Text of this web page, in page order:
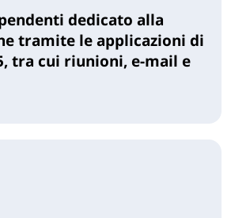
dedicato alla
tramite le applicazioni di
tra cui riunioni, e-mail e